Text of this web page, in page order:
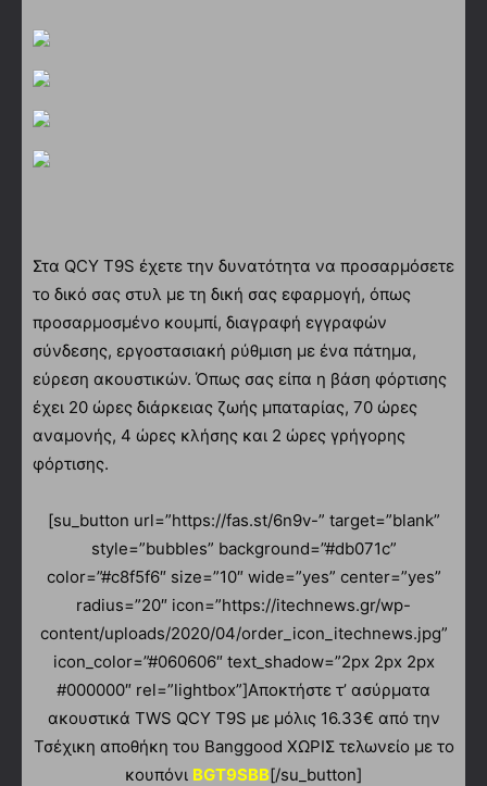
Στα QCY T9S έχετε την δυνατότητα να προσαρμόσετε
το δικό σας στυλ με τη δική σας εφαρμογή, όπως
προσαρμοσμένο κουμπί, διαγραφή εγγραφών
σύνδεσης, εργοστασιακή ρύθμιση με ένα πάτημα,
εύρεση ακουστικών. Όπως σας είπα η βάση φόρτισης
έχει 20 ώρες διάρκειας ζωής μπαταρίας, 70 ώρες
αναμονής, 4 ώρες κλήσης και 2 ώρες γρήγορης
φόρτισης.
[su_button url=”https://fas.st/6n9v-” target=”blank”
style=”bubbles” background=”#db071c”
color=”#c8f5f6″ size=”10″ wide=”yes” center=”yes”
radius=”20″ icon=”https://itechnews.gr/wp-
content/uploads/2020/04/order_icon_itechnews.jpg”
icon_color=”#060606″ text_shadow=”2px 2px 2px
#000000″ rel=”lightbox”]Αποκτήστε τ’ ασύρματα
ακουστικά TWS QCY T9S με μόλις 16.33€ από την
Τσέχικη αποθήκη του Banggood ΧΩΡΙΣ τελωνείο με το
κουπόνι BGT9SBB[/su_button]